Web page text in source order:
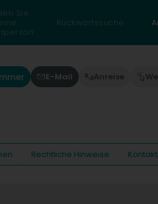
Sie
Rückwärtssuche
E-Mail Anreise
Rechtliche Hinweise